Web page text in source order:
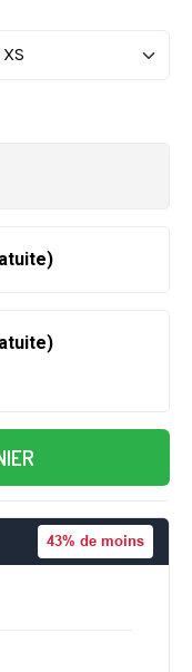
43% de moins